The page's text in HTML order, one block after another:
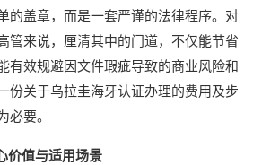
的盖章，而是一套严谨的法律程序。对
管来说，厘清其中的门道，不仅能节省
有效规避因文件瑕疵导致的商业风险和
份关于乌拉圭海牙认证办理的费用及步
必要。
价值与适用场景